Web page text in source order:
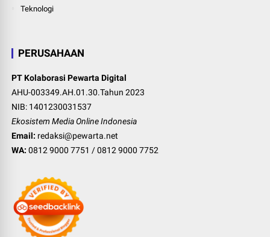
Teknologi
PERUSAHAAN
PT Kolaborasi Pewarta Digital
AHU-003349.AH.01.30.Tahun 2023
NIB: 1401230031537
Ekosistem Media Online Indonesia
Email: redaksi@pewarta.net
WA: 0812 9000 7751 /0812 9000 7752